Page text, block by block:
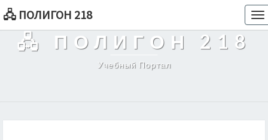
🖧 ПОЛИГОН 218
🖧 ПОЛИГОН 218
Учебный Портал